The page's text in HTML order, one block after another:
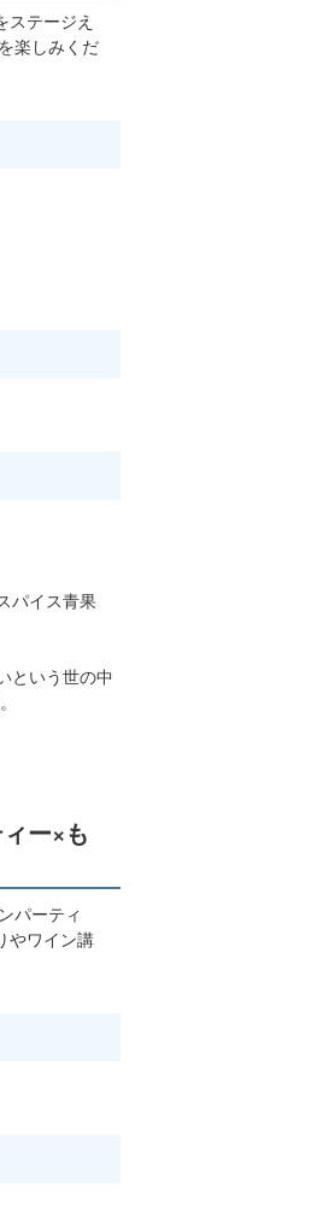
ステージえ
楽しみくだ
パイス青果
という世の中
ー×も
パーティ
やワイン講